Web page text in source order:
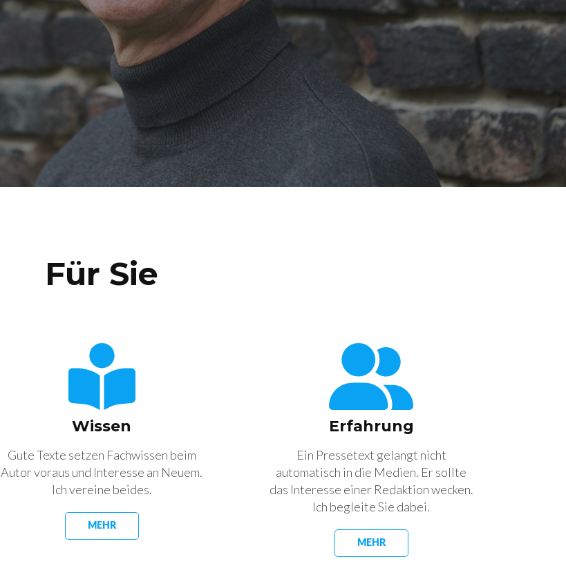
Für Sie
Wissen
Gute Texte setzen Fachwissen beim
Autor voraus und Interesse an Neuem.
Ich vereine beides.
MEHR
Erfahrung
Ein Pressetext gelangt nicht
automatisch in die Medien. Er sollte
das Interesse einer Redaktion wecken.
Ich begleite Sie dabei.
MEHR